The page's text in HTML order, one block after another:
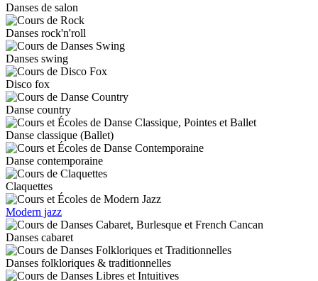
Danses de salon
Danses rock'n'roll
Danses swing
Disco fox
Danse country
Danse classique (Ballet)
Danse contemporaine
Claquettes
Modern jazz
Danses cabaret
Danses folkloriques & traditionnelles